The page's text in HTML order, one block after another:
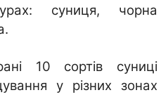
суниця, чорна
10 сортів суниці
у різних зонах